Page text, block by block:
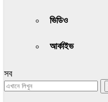
ভিডিও
আর্কাইভ
সব